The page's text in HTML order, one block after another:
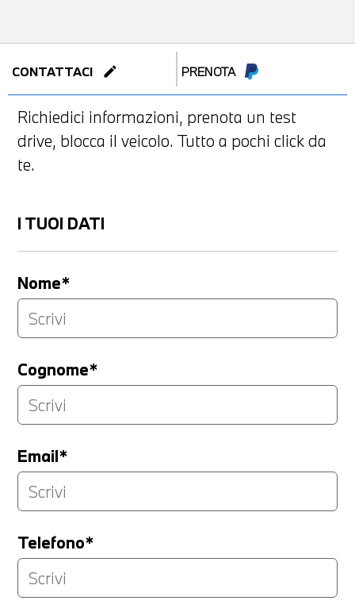
CONTATTACI edit PRENOTA
Richiedici informazioni, prenota un test
drive, blocca il veicolo. Tutto a pochi click da
te.
I TUOI DATI
Nome*
Cognome*
Email*
Telefono*